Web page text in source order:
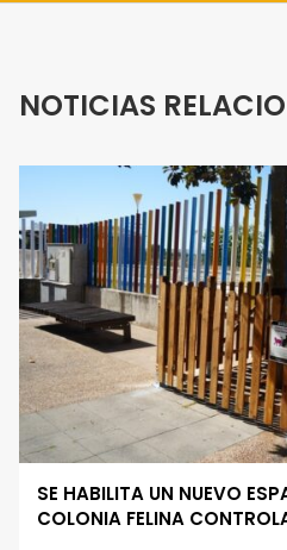
NOTICIAS
SE HABILITA UN NUEVO
COLONIA FELINA